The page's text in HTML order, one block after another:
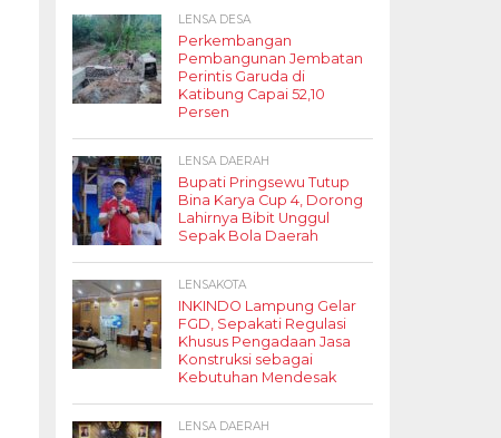
LENSA DESA
Perkembangan
Pembangunan Jembatan
Perintis Garuda di
Katibung Capai 52,10
Persen
LENSA DAERAH
Bupati Pringsewu Tutup
Bina Karya Cup 4, Dorong
Lahirnya Bibit Unggul
Sepak Bola Daerah
LENSAKOTA
INKINDO Lampung Gelar
FGD, Sepakati Regulasi
Khusus Pengadaan Jasa
Konstruksi sebagai
Kebutuhan Mendesak
LENSA DAERAH